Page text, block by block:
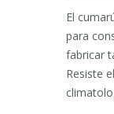
El
para
fabricar
Resiste